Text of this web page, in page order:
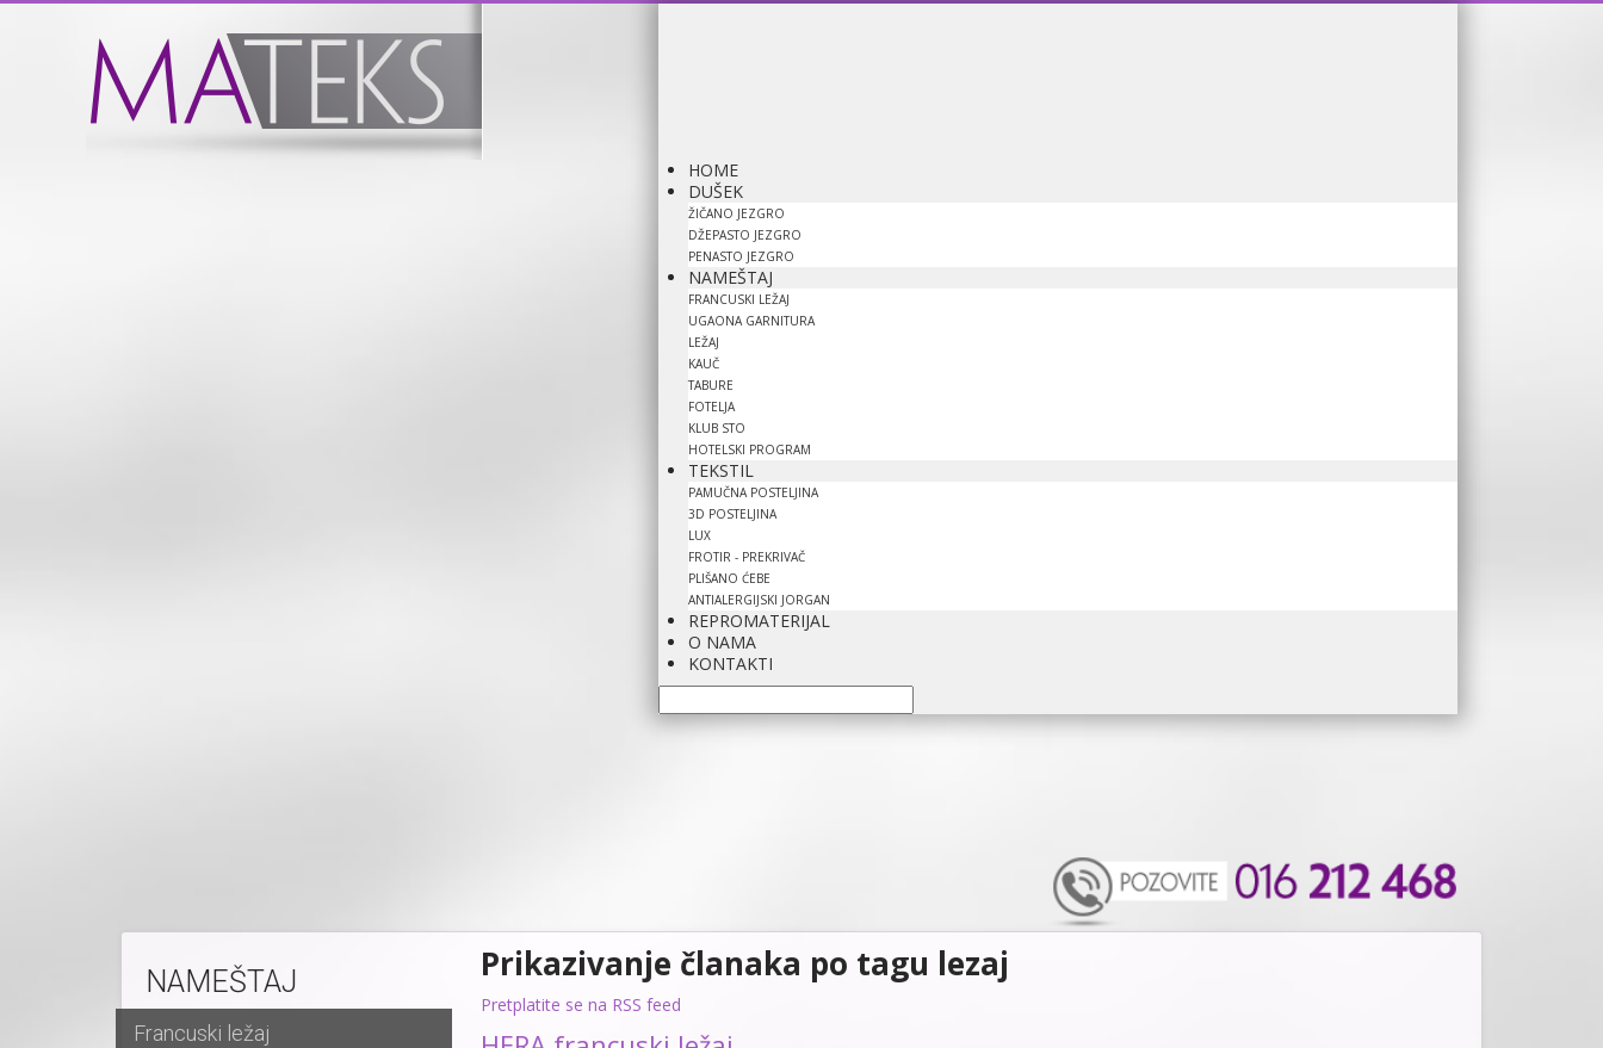
HOME
DUŠEK
ŽIČANO JEZGRO
DŽEPASTO JEZGRO
PENASTO JEZGRO
NAMEŠTAJ
FRANCUSKI LEŽAJ
UGAONA GARNITURA
LEŽAJ
KAUČ
TABURE
FOTELJA
KLUB STO
HOTELSKI PROGRAM
TEKSTIL
PAMUČNA POSTELJINA
3D POSTELJINA
LUX
FROTIR - PREKRIVAČ
PLIŠANO ĆEBE
ANTIALERGIJSKI JORGAN
REPROMATERIJAL
O NAMA
KONTAKTI
NAMEŠTAJ
Francuski ležaj
Prikazivanje članaka po tagu lezaj
Pretplatite se na RSS feed